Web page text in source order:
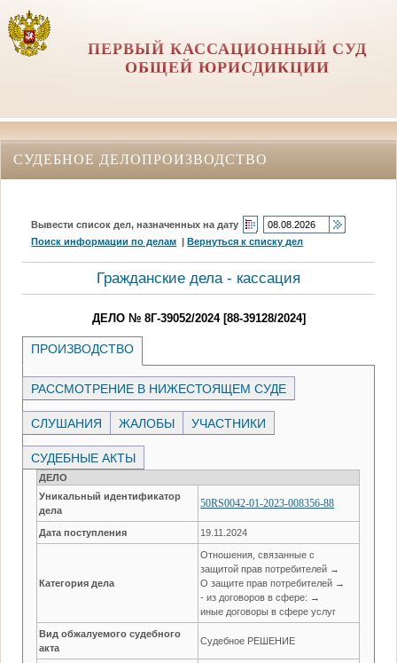
ПЕРВЫЙ КАССАЦИОННЫЙ СУД
ОБЩЕЙ ЮРИСДИКЦИИ
СУДЕБНОЕ ДЕЛОПРОИЗВОДСТВО
Вывести список дел, назначенных на дату
Поиск информации по делам |Вернуться к списку дел
Гражданские дела - кассация
ДЕЛО № 8Г-39052/2024 [88-39128/2024]
ПРОИЗВОДСТВО
РАССМОТРЕНИЕ В НИЖЕСТОЯЩЕМ СУДЕ
СЛУШАНИЯ ЖАЛОБЫ УЧАСТНИКИ
СУДЕБНЫЕ АКТЫ
ДЕЛО
Уникальный идентификатор
дела
50RS0042-01-2023-008356-88
Дата поступления 19.11.2024
Категория дела
Отношения, связанные с
защитой прав потребителей →
О защите прав потребителей →
- из договоров в сфере: →
иные договоры в сфере услуг
Вид обжалуемого судебного
акта
Судебное РЕШЕНИЕ